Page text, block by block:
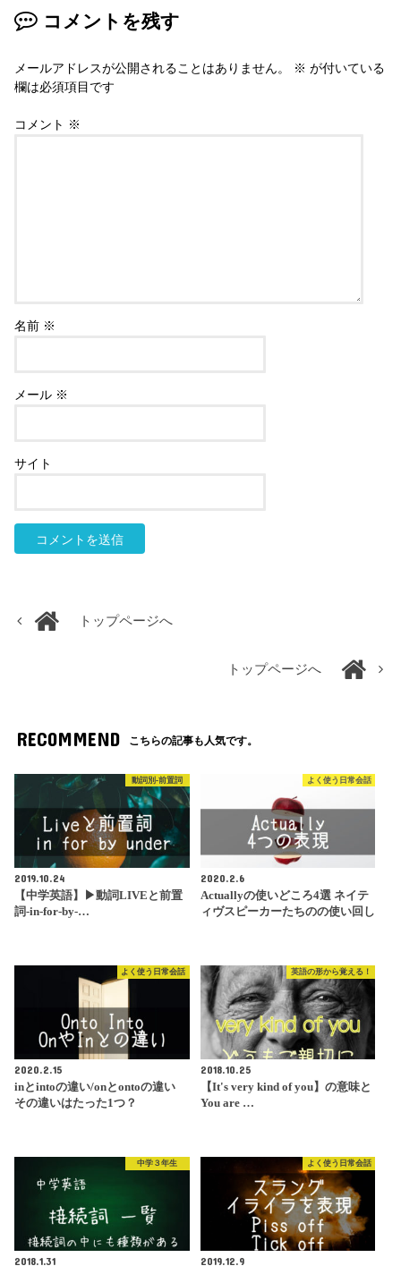
コメントを残す
メールアドレスが公開されることはありません。 ※ が付いている
欄は必須項目です
コメント ※
名前 ※
メール ※
サイト
トップページへ
トップページへ
RECOMMEND こちらの記事も人気です。
動詞別-前置詞
2019.10.24
【中学英語】▶︎動詞LIVEと前置
詞-in-for-by-…
よく使う日常会話
2020.2.6
Actuallyの使いどころ4選 ネイテ
ィヴスピーカーたちのの使い回し
よく使う日常会話
2020.2.15
inとintoの違い/onとontoの違い
その違いはたった1つ？
英語の形から覚える！
2018.10.25
【It's very kind of you】の意味と
You are …
中学３年生
2018.1.31
よく使う日常会話
2019.12.9